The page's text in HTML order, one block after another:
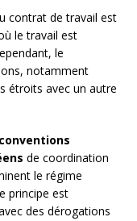
contrat de travail est
le travail est
le
notamment
étroits avec un autre
conventions
de coordination
le régime
principe est
des dérogations